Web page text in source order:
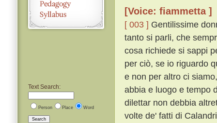
Text Search:
Person Place Word
Search
[Voice: fiammetta ]
[ 003 ] Gentilissime
tanto si parli, che
cosa richiede si sappi
per ciò, se io riguardo
e non per altro ci
abbia e luogo e tempo
dilettar non debbia
volte de' fatti di